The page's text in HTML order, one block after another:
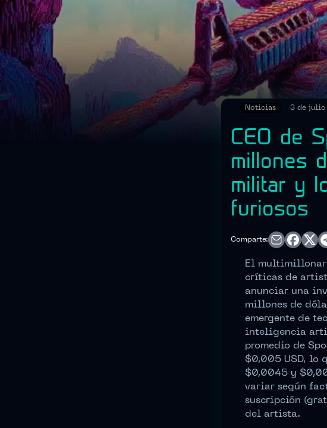
Noticias 3 de julio
CEO de
millones
militar y
furiosos
Comparte:
El
críticas de
anunciar una
millones de
emergente de
inteligencia
promedio de
$0,005 USD, lo
$0,0045 y
variar según
suscripción
del artista.